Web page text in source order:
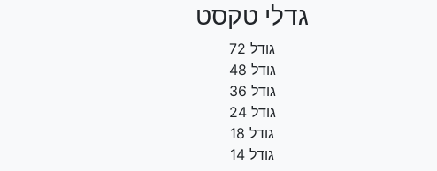
גדלי טקסט
גודל 72
גודל 48
גודל 36
גודל 24
גודל 18
גודל 14